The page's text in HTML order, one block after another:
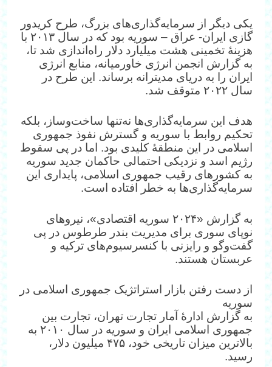
یکی دیگر از سرمایه‌گذاری‌های بزرگ، طرح کریدور
گازی ایران- عراق – سوریه بود که در سال ۲۰۱۳ با
هزینهٔ تخمینی هشت میلیارد دلار راه‌اندازی شد تا،
به گزارش انجمن انرژی خاورمیانه، منابع انرژی
ایران را به دریای مدیترانه برساند. این طرح در
سال ۲۰۲۲ متوقف شد.
هدف این سرمایه‌گذاری‌ها نه‌تنها ساخت‌وساز، بلکه
تحکیم روابط با سوریه و گسترش نفوذ جمهوری
اسلامی در این منطقهٔ کلیدی بود. اما در پی سقوط
رژیم اسد و نزدیکی احتمالی حاکمان جدید سوریه
به کشورهای رقیب جمهوری اسلامی، پایداری این
سرمایه‌گذاری‌ها به خطر افتاده است.
به گزارش «۲۰۲۴ سوریه اقتصادی»، نیروهای
نوپای سوری برای مدیریت بندر طرطوس در پی
گفت‌وگو و رایزنی با کنسرسیوم‌های ترکیه و
عربستان هستند.
از دست رفتن بازار استراتژیک جمهوری اسلامی در
سوریه
به گزارش ادارهٔ آمار تجارت تهران، تجارت بین
جمهوری اسلامی ایران و سوریه در سال ۲۰۱۰ به
بالاترین میزان تاریخی خود، ۴۷۵ میلیون دلار،
رسید.